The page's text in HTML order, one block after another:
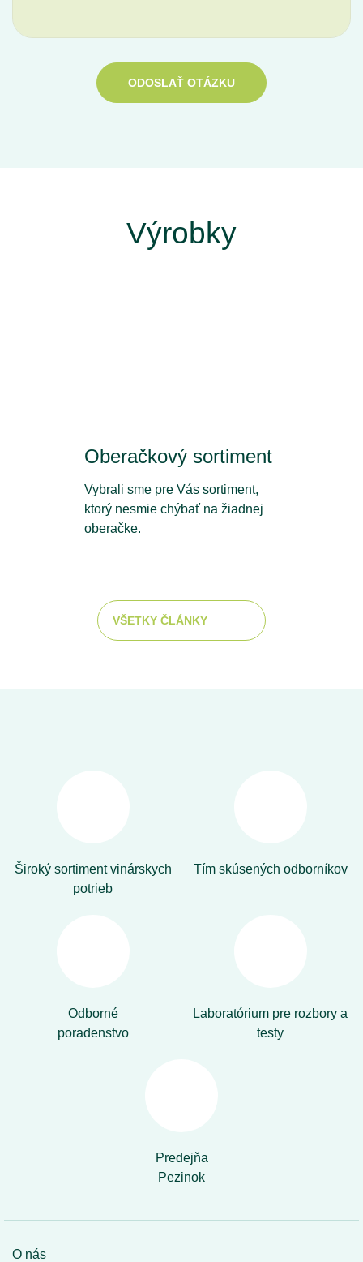
ODOSLAŤ OTÁZKU
Výrobky
Oberačkový sortiment
Vybrali sme pre Vás sortiment,
ktorý nesmie chýbať na žiadnej
oberačke.
VŠETKY ČLÁNKY
Široký sortiment vinárskych
potrieb
Tím skúsených odborníkov
Odborné
poradenstvo
Laboratórium pre rozbory a
testy
Predejňa
Pezinok
O nás